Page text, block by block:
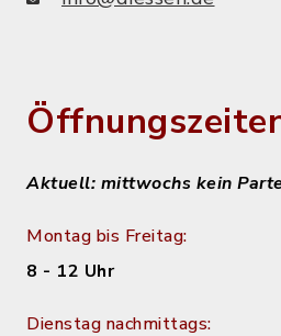
Aktuell: mittwochs kein
Montag bis Freitag:
8 - 12 Uhr
Dienstag nachmittags: